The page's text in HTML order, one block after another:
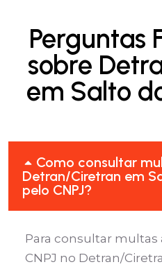
Perguntas
sobre
em Salto
Como consultar
Detran/Ciretran em
pelo CNPJ?
Para consultar multas
CNPJ no Detran/